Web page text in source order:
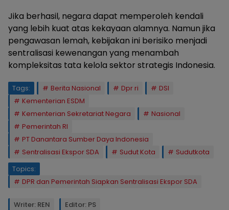
Jika berhasil, negara dapat memperoleh kendali
yang lebih kuat atas kekayaan alamnya. Namun jika
pengawasan lemah, kebijakan ini berisiko menjadi
sentralisasi kewenangan yang menambah
kompleksitas tata kelola sektor strategis Indonesia.
Tags: Berita Nasional Dpr ri
DSI
Kementerian ESDM
Kementerian Sekretariat Negara
Nasional
Pemerintah RI
PT Danantara Sumber Daya Indonesia
Sentralisasi Ekspor SDA
Sudut Kota
Sudutkota
Topics:
DPR dan Pemerintah Siapkan Sentralisasi Ekspor SDA
Writer: REN Editor: PS